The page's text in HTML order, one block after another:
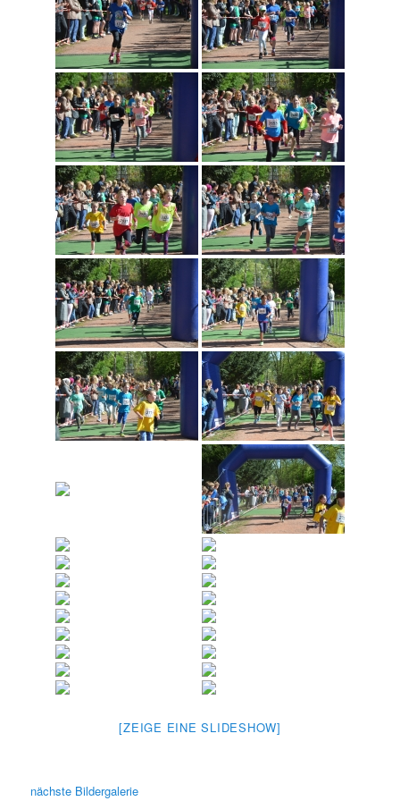
[ZEIGE EINE SLIDESHOW]
nächste Bildergalerie